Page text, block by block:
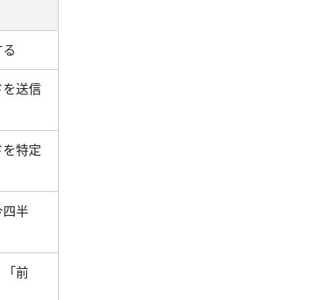
を送信
特定
四半
「前